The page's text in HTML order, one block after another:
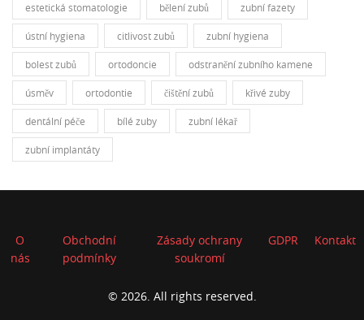
estetická stomatologie bělení zubů zubní fazety
ústní hygiena citlivost zubů zubní hygiena
bolest zubů ortodoncie odstranění zubního kamene
úsměv ortodontie čištění zubů křivé zuby
dentální péče bílé zuby zubní lékař
zubní implantáty
O
nás
Obchodní
podmínky
Zásady ochrany
soukromí
GDPR Kontakt
© 2026. All rights reserved.